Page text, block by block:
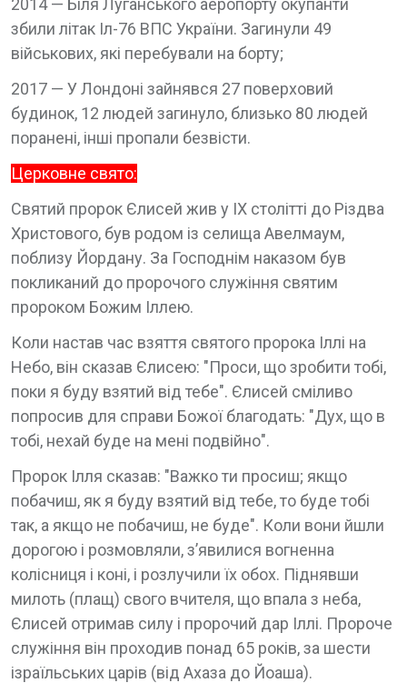
2014 — Біля Луганського аеропорту окупанти
збили літак Іл-76 ВПС України. Загинули 49
військових, які перебували на борту;
2017 — У Лондоні зайнявся 27 поверховий
будинок, 12 людей загинуло, близько 80 людей
поранені, інші пропали безвісти.
Церковне свято:
Святий пророк Єлисей жив у IX столітті до Різдва
Христового, був родом із селища Авелмаум,
поблизу Йордану. За Господнім наказом був
покликаний до пророчого служіння святим
пророком Божим Іллею.
Коли настав час взяття святого пророка Іллі на
Небо, він сказав Єлисею: "Проси, що зробити тобі,
поки я буду взятий від тебе". Єлисей сміливо
попросив для справи Божої благодать: "Дух, що в
тобі, нехай буде на мені подвійно".
Пророк Ілля сказав: "Важко ти просиш; якщо
побачиш, як я буду взятий від тебе, то буде тобі
так, а якщо не побачиш, не буде". Коли вони йшли
дорогою і розмовляли, з’явилися вогненна
колісниця і коні, і розлучили їх обох. Піднявши
милоть (плащ) свого вчителя, що впала з неба,
Єлисей отримав силу і пророчий дар Іллі. Пророче
служіння він проходив понад 65 років, за шести
ізраїльських царів (від Ахаза до Йоаша).